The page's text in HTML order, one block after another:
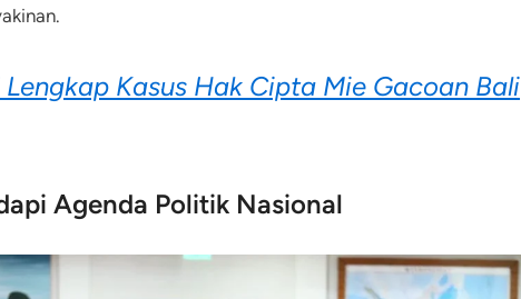
Kasus Hak Cipta Mie Gacoan Bali
Agenda Politik Nasional